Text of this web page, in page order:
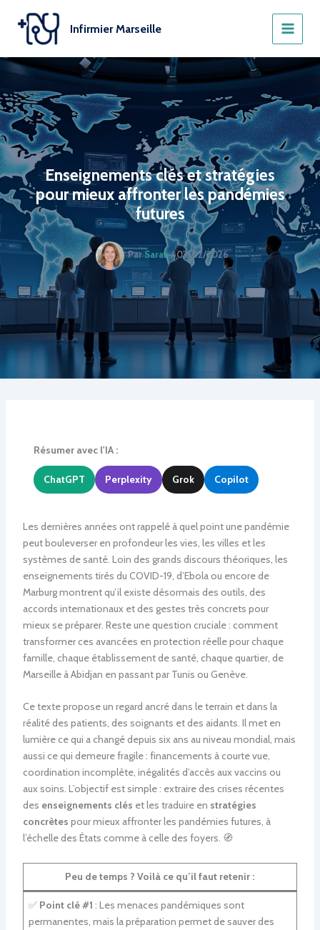
contenu
Infirmier Marseille
Enseignements clés et stratégies
pour mieux affronter les pandémies
futures
ParSarah/03/02/2026
Résumer avec l'IA :
ChatGPT Perplexity Grok Copilot
Les dernières années ont rappelé à quel point une pandémie
peut bouleverser en profondeur les vies, les villes et les
systèmes de santé. Loin des grands discours théoriques, les
enseignements tirés du COVID-19, d’Ebola ou encore de
Marburg montrent qu’il existe désormais des outils, des
accords internationaux et des gestes très concrets pour
mieux se préparer. Reste une question cruciale : comment
transformer ces avancées en protection réelle pour chaque
famille, chaque établissement de santé, chaque quartier, de
Marseille à Abidjan en passant par Tunis ou Genève.
Ce texte propose un regard ancré dans le terrain et dans la
réalité des patients, des soignants et des aidants. Il met en
lumière ce qui a changé depuis six ans au niveau mondial, mais
aussi ce qui demeure fragile : financements à courte vue,
coordination incomplète, inégalités d’accès aux vaccins ou
aux soins. L’objectif est simple : extraire des crises récentes
des enseignements clés et les traduire en stratégies
concrètes pour mieux affronter les pandémies futures, à
l’échelle des États comme à celle des foyers. 🧭
Peu de temps ? Voilà ce qu’il faut retenir :
✅ Point clé #1 : Les menaces pandémiques sont
permanentes, mais la préparation permet de sauver des